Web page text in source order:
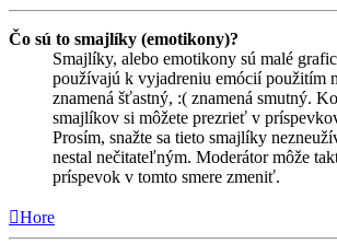
Čo sú to smajlíky (emotikony)?
Smajlíky, alebo emotikony sú malé
používajú k vyjadreniu emócií použitím
znamená šťastný, :( znamená smutný.
smajlíkov si môžete prezrieť v
Prosím, snažte sa tieto smajlíky
nestal nečitateľným. Moderátor môže
príspevok v tomto smere zmeniť.
Hore